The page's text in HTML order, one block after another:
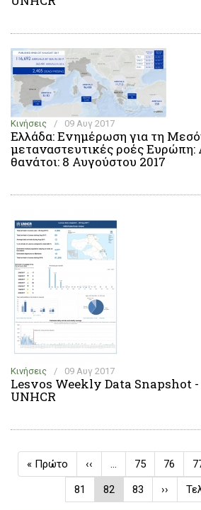
Κινήσεις / 09 Αυγ 2017
Ελλάδα: Ενημέρωση για τη
μεταναστευτικές ροές Ευρώπη:
θανάτοι: 8 Αυγούστου 2017
Κινήσεις / 09 Αυγ 2017
Lesvos Weekly Data Snapshot -
UNHCR
Σελιδοποίηση
First
page
« Πρώτο
Προηγούμενη
σελίδα
‹‹ … Σελίδα
75 Σελίδα
76
Σελίδα
81
Τρέχουσα
σελίδα
82 Σελίδα
83
Next
page
››